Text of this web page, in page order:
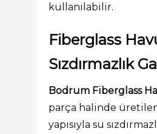
kullanılabilir.
Fiberglass
Sızdırmazlık
Bodrum Fiberglass
parça halinde
yapısıyla su